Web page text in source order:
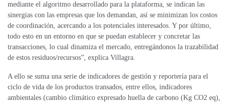
mediante el algoritmo desarrollado para la plataforma, se indican las
sinergias con las empresas que los demandan, así se minimizan los costos
de coordinación, acercando a los potenciales interesados. Y por último,
todo esto en un entorno en que se puedan establecer y concretar las
transacciones, lo cual dinamiza el mercado, entregándonos la trazabilidad
de estos residuos/recursos”, explica Villagra.
A ello se suma una serie de indicadores de gestión y reportería para el
ciclo de vida de los productos transados, entre ellos, indicadores
ambientales (cambio climático expresado huella de carbono (Kg CO2 eq),